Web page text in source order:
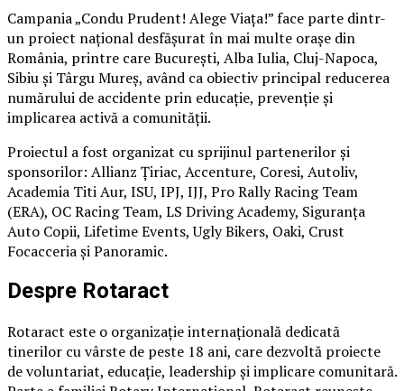
Campania „Condu Prudent! Alege Viața!” face parte dintr-
un proiect național desfășurat în mai multe orașe din
România, printre care București, Alba Iulia, Cluj-Napoca,
Sibiu și Târgu Mureș, având ca obiectiv principal reducerea
numărului de accidente prin educație, prevenție și
implicarea activă a comunității.
Proiectul a fost organizat cu sprijinul partenerilor și
sponsorilor: Allianz Țiriac, Accenture, Coresi, Autoliv,
Academia Titi Aur, ISU, IPJ, IJJ, Pro Rally Racing Team
(ERA), OC Racing Team, LS Driving Academy, Siguranța
Auto Copii, Lifetime Events, Ugly Bikers, Oaki, Crust
Focacceria și Panoramic.
Despre Rotaract
Rotaract este o organizație internațională dedicată
tinerilor cu vârste de peste 18 ani, care dezvoltă proiecte
de voluntariat, educație, leadership și implicare comunitară.